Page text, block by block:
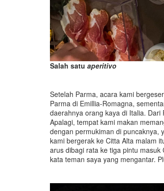
Salah satu aperitivo
Setelah Parma, acara kami
Parma di Emillia-Romagna,
daerahnya orang kaya di Italia. Dari
Apalagi, tempat kami makan
dengan permukiman di puncaknya,
kami bergerak ke Citta Alta malam
arus dibagi rata ke tiga pintu masuk
kata teman saya yang mengantar.